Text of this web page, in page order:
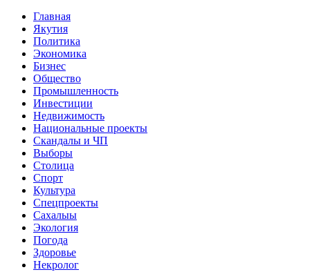
Главная
Якутия
Политика
Экономика
Бизнес
Общество
Промышленность
Инвестиции
Недвижимость
Национальные проекты
Скандалы и ЧП
Выборы
Столица
Спорт
Культура
Спецпроекты
Сахалыы
Экология
Погода
Здоровье
Некролог